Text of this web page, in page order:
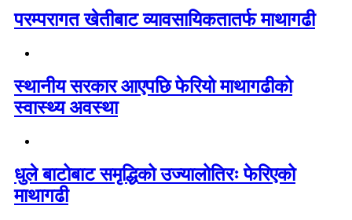
परम्परागत खेतीबाट व्यावसायिकतातर्फ माथागढी
स्थानीय सरकार आएपछि फेरियो माथागढीको
स्वास्थ्य अवस्था
धुले बाटोबाट समृद्धिको उज्यालोतिरः फेरिएको
माथागढी